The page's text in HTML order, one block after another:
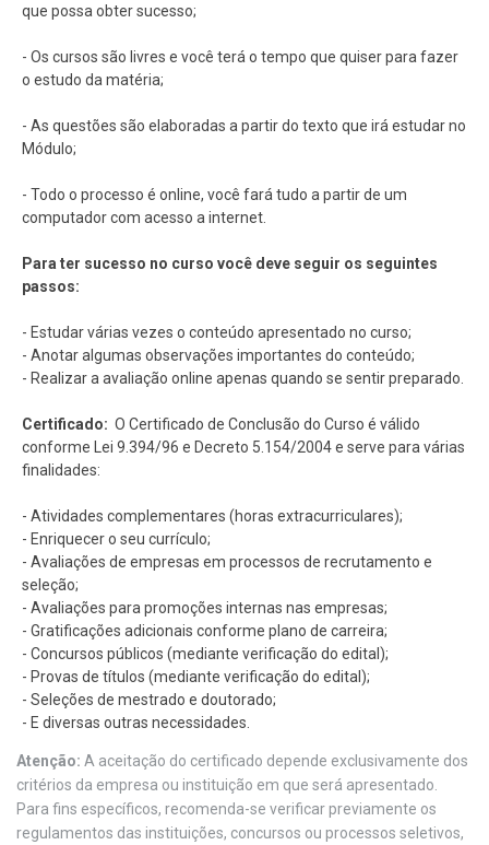
que possa obter sucesso;
- Os cursos são livres e você terá o tempo que quiser para fazer
o estudo da matéria;
- As questões são elaboradas a partir do texto que irá estudar no
Módulo;
- Todo o processo é online, você fará tudo a partir de um
computador com acesso a internet.
Para ter sucesso no curso você deve seguir os seguintes
passos:
- Estudar várias vezes o conteúdo apresentado no curso;
- Anotar algumas observações importantes do conteúdo;
- Realizar a avaliação online apenas quando se sentir preparado.
Certificado: O Certificado de Conclusão do Curso é válido
conforme Lei 9.394/96 e Decreto 5.154/2004 e serve para várias
finalidades:
- Atividades complementares (horas extracurriculares);
- Enriquecer o seu currículo;
- Avaliações de empresas em processos de recrutamento e
seleção;
- Avaliações para promoções internas nas empresas;
- Gratificações adicionais conforme plano de carreira;
- Concursos públicos (mediante verificação do edital);
- Provas de títulos (mediante verificação do edital);
- Seleções de mestrado e doutorado;
- E diversas outras necessidades.
Atenção: A aceitação do certificado depende exclusivamente dos
critérios da empresa ou instituição em que será apresentado.
Para fins específicos, recomenda-se verificar previamente os
regulamentos das instituições, concursos ou processos seletivos,